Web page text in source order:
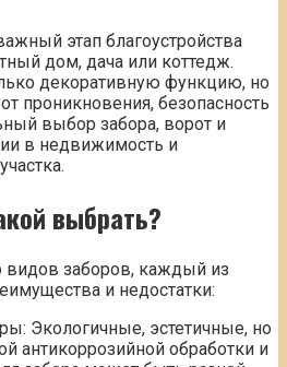
этап благоустройства
дом, дача или коттедж.
декоративную функцию, но
проникновения, безопасность
выбор забора, ворот и
в недвижимость и
выбрать?
заборов, каждый из
и недостатки:
Экологичные, эстетичные, но
антикоррозийной обработки и